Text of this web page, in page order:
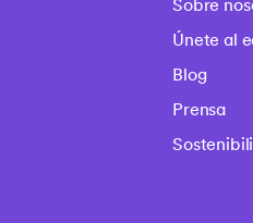
Sobre
Únete al
Blog
Prensa